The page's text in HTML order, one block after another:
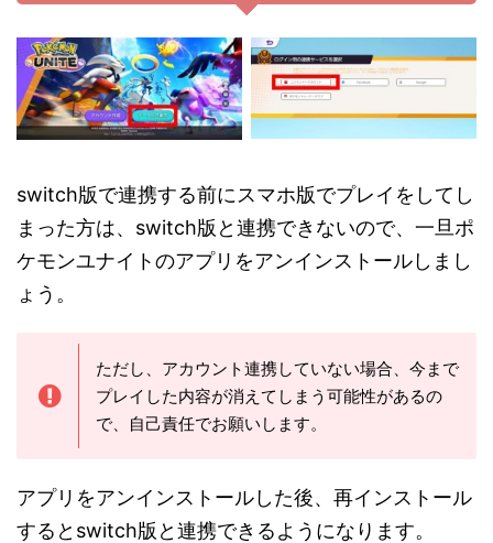
switch版で連携する前にスマホ版でプレイをしてし
まった方は、switch版と連携できないので、一旦ポ
ケモンユナイトのアプリをアンインストールしまし
ょう。
ただし、アカウント連携していない場合、今まで
プレイした内容が消えてしまう可能性があるの
で、自己責任でお願いします。
アプリをアンインストールした後、再インストール
するとswitch版と連携できるようになります。